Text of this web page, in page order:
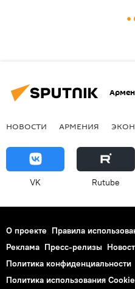
НОВОСТИ АРМЕНИЯ
VK Rutube
О проекте Правила
Реклама Пресс-релизы
Политика конфиденциальности
Политика использования Cookie